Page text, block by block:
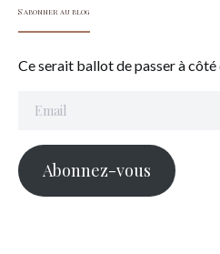
S'abonner au blog
Ce serait ballot de passer à
Abonnez-vous